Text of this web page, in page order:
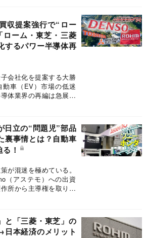
収提案強行で“ロー
ーム・東芝・三菱
するパワー半導体再
会社化を提案する大勝
車（EV）市場の低迷
体業界の再編は急展開
するのが、ロームと提
巻き込んだ「大連合構
。ロームを巡り激化す
攻防に迫る。
日立の“問題児”部品
裏事情とは？自動車
！
が混迷を極めている。
（アステモ）への出資
所から主導権を取り戻
競合するデンソーと比
い。
と「三菱・東芝」の
本経済のメリット